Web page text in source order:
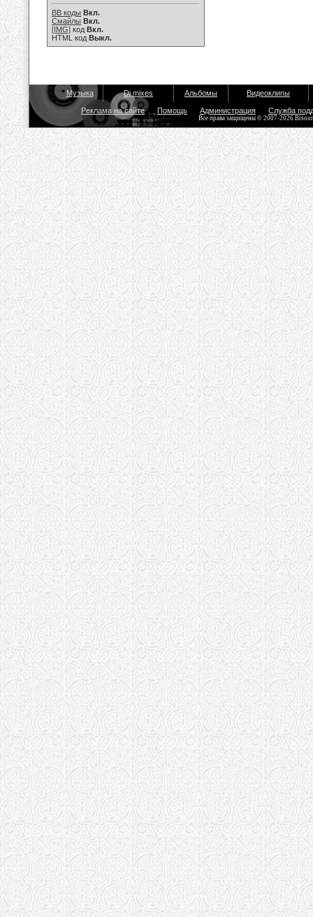
BB коды Вкл.
Смайлы Вкл.
[IMG] код Вкл.
HTML код Выкл.
Музыка Dj mixes Альбомы Видеоклипы
Реклама на сайте Помощь Администрация Служба
Все права защищены © 2007-2026